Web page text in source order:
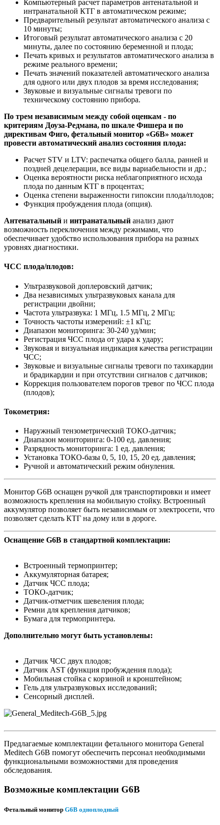
Компьютерный расчет параметров антенатальной и
интранатальной КТГ в автоматическом режиме;
Предварительный результат автоматического анализа с
10 минуты;
Итоговый результат автоматического анализа с 20
минуты, далее по состоянию беременной и плода;
Печать кривых и результатов автоматического анализа в
режиме реального времени;
Печать значений показателей автоматического анализа
для одного или двух плодов за время исследования;
Звуковые и визуальные сигналы тревоги по
техническому состоянию прибора.
По трем независимым между собой оценкам - по
критериям Доуза-Редмана, по шкале Фишера и по
директивам Фиго, фетальный монитор «G6B» может
провести автоматический анализ состояния плода:
Расчет STV и LTV: распечатка общего балла, ранней и
поздней децелерации, все виды вариабельности и др.;
Оценка вероятности риска неблагоприятного исхода
плода по данным КТГ в процентах;
Оценка степени выраженности гипоксии плода/плодов;
Функция пробуждения плода (опция).
Антенатальный и интранатальный анализ дают
возможность переключения между режимами, что
обеспечивает удобство использования прибора на разных
уровнях диагностики.
ЧСС плода/плодов:
Ультразвуковой доплеровский датчик;
Два независимых ультразвуковых канала для
регистрации двойни;
Частота ультразвука: 1 МГц, 1.5 МГц, 2 МГц;
Точность частоты измерений: ±1 кГц;
Диапазон мониторинга: 30-240 уд/мин;
Регистрация ЧСС плода от удара к удару;
Звуковая и визуальная индикация качества регистрации
ЧСС;
Звуковые и визуальные сигналы тревоги по тахикардии
и брадикардии и при отсутствии сигналов с датчиков;
Коррекция пользователем порогов тревог по ЧСС плода
(плодов);
Токометрия:
Наружный тензометрический ТОКО-датчик;
Диапазон мониторинга: 0-100 ед. давления;
Разрядность мониторинга: 1 ед. давления;
Установка ТОКО-базы 0, 5, 10, 15, 20 ед. давления;
Ручной и автоматический режим обнуления.
Монитор G6B оснащен ручкой для транспортировки и имеет
возможность крепления на мобильную стойку. Встроенный
аккумулятор позволяет быть независимым от электросети, что
позволяет сделать КТГ на дому или в дороге.
Оснащение G6B в стандартной комплектации:
Встроенный термопринтер;
Аккумуляторная батарея;
Датчик ЧСС плода;
ТОКО-датчик;
Датчик-отметчик шевеления плода;
Ремни для крепления датчиков;
Бумага для термопринтера.
Дополнительно могут быть установлены:
Датчик ЧСС двух плодов;
Датчик AST (функция пробуждения плода);
Мобильная стойка с корзиной и кронштейном;
Гель для ультразвуковых исследований;
Сенсорный дисплей.
Предлагаемые комплектации фетального монитора General
Meditech G6B помогут обеспечить персонал необходимыми
функциональными возможностями для проведения
обследования.
Возможные комплектации G6B
Фетальный монитор G6B одноплодный